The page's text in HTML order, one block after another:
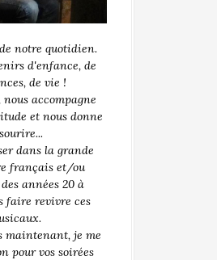
notre quotidien.
d'enfance, de
de vie !
accompagne
et nous donne
dans la grande
français et/ou
années 20 à
faire revivre ces
maintenant, je me
pour vos soirées